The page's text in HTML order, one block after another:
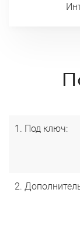
1. Под ключ:
2.